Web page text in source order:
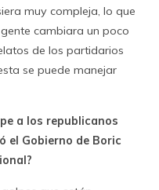
muy compleja, lo que
cambiara un poco
de los partidarios
se puede manejar
a los republicanos
el Gobierno de Boric